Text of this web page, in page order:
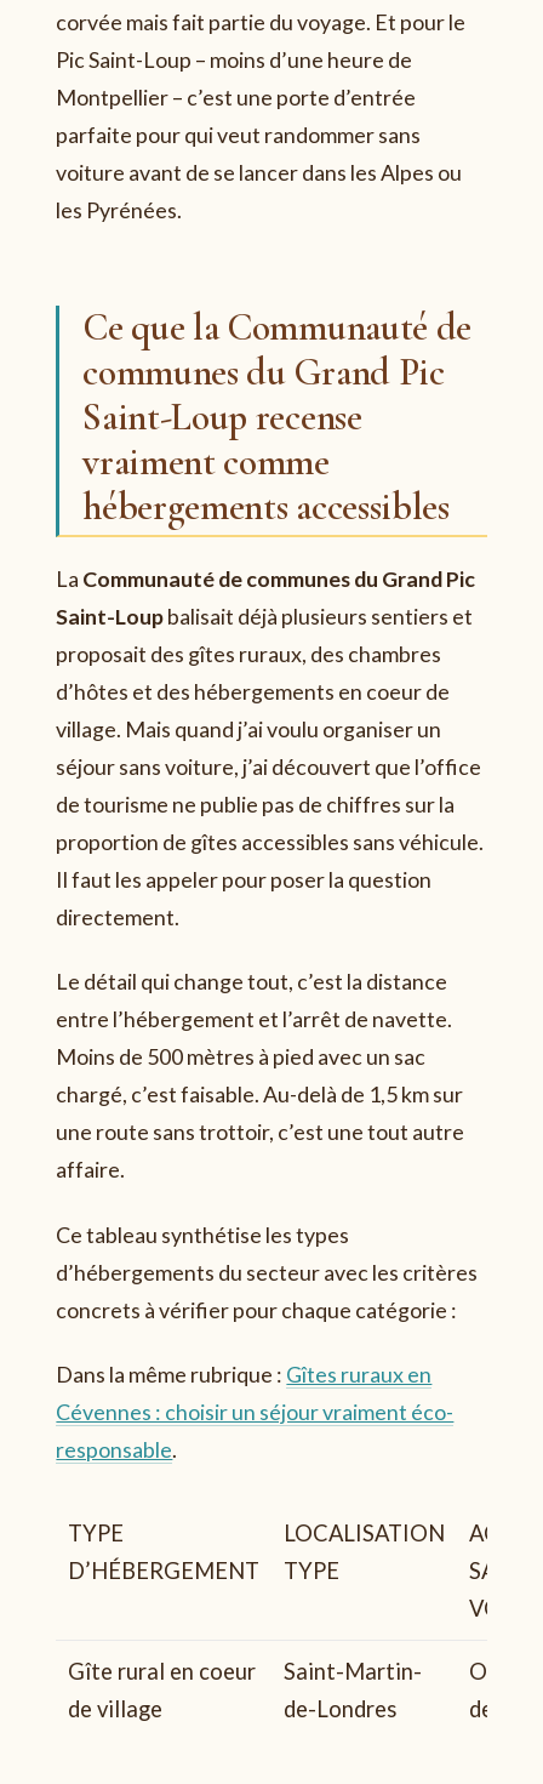
corvée mais fait partie du voyage. Et pour le
Pic Saint-Loup – moins d’une heure de
Montpellier – c’est une porte d’entrée
parfaite pour qui veut randommer sans
voiture avant de se lancer dans les Alpes ou
les Pyrénées.
Ce que la Communauté de
communes du Grand Pic
Saint-Loup recense
vraiment comme
hébergements accessibles
La Communauté de communes du Grand Pic
Saint-Loupbalisait déjà plusieurs sentiers et
proposait des gîtes ruraux, des chambres
d’hôtes et des hébergements en coeur de
village. Mais quand j’ai voulu organiser un
séjour sans voiture, j’ai découvert que l’office
de tourisme ne publie pas de chiffres sur la
proportion de gîtes accessibles sans véhicule.
Il faut les appeler pour poser la question
directement.
Le détail qui change tout, c’est la distance
entre l’hébergement et l’arrêt de navette.
Moins de 500 mètres à pied avec un sac
chargé, c’est faisable. Au-delà de 1,5 km sur
une route sans trottoir, c’est une tout autre
affaire.
Ce tableau synthétise les types
d’hébergements du secteur avec les critères
concrets à vérifier pour chaque catégorie :
Dans la même rubrique : Gîtes ruraux en
Cévennes : choisir un séjour vraiment éco-
responsable.
TYPE
D’HÉBERGEMENT
LOCALISATION
TYPE
SANS
Gîte rural en coeur
de village
Saint-Martin-
de-Londres
Oui